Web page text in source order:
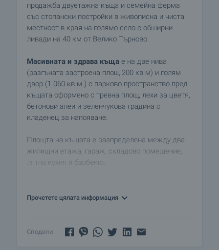
продажба двуетажна къща и семейна ферма
със стопански постройки в живописна и чиста
местност в края на голямо село с обширни
ливади на 40 км от Велико Търново.
Масивната и здрава къща е на две нива
(разгъната застроена площ 200 кв.м) и голям
двор (1 060 кв.м.) с парково пространство пред
къщата оформено с тревна площ, лехи за цветя,
бетонови алеи и зеленчукова градина с
кладенец за напояване.
Площта на къщата е разпределена между два
жилищни етажа, гараж, складово помещение,
лятна кухня и барбекю.
площ от 100 кв.м разпределени между:
• баня с тоалетна
Прочетете цялата информация
Сподели: